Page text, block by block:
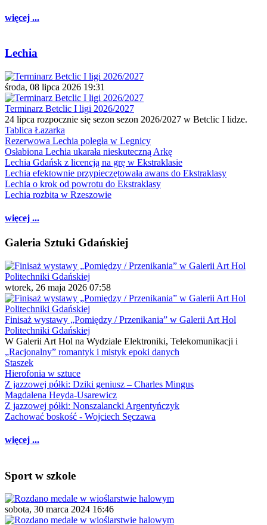
więcej ...
Lechia
środa, 08 lipca 2026 19:31
Terminarz Betclic I ligi 2026/2027
24 lipca rozpocznie się sezon sezon 2026/2027 w Betclic I lidze.
Tablica Łazarka
Rezerwowa Lechia poległa w Legnicy
Osłabiona Lechia ukarała nieskuteczną Arkę
Lechia Gdańsk z licencją na grę w Ekstraklasie
Lechia efektownie przypieczętowała awans do Ekstraklasy
Lechia o krok od powrotu do Ekstraklasy
Lechia rozbita w Rzeszowie
więcej ...
Galeria Sztuki Gdańskiej
wtorek, 26 maja 2026 07:58
Finisaż wystawy „Pomiędzy / Przenikania” w Galerii Art Hol
Politechniki Gdańskiej
W Galerii Art Hol na Wydziale Elektroniki, Telekomunikacji i
„Racjonalny” romantyk i mistyk epoki danych
Staszek
Hierofonia w sztuce
Z jazzowej półki: Dziki geniusz – Charles Mingus
Magdalena Heyda-Usarewicz
Z jazzowej półki: Nonszalancki Argentyńczyk
Zachować boskość - Wojciech Sęczawa
więcej ...
Sport w szkole
sobota, 30 marca 2024 16:46